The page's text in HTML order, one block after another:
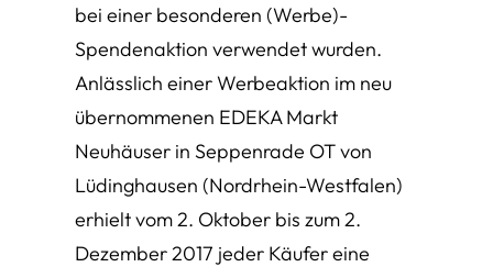
bei einer besonderen (Werbe)-
Spendenaktion verwendet wurden.
Anlässlich einer Werbeaktion im neu
übernommenen EDEKA Markt
Neuhäuser in Seppenrade OT von
Lüdinghausen (Nordrhein-Westfalen)
erhielt vom 2. Oktober bis zum 2.
Dezember 2017 jeder Käufer eine